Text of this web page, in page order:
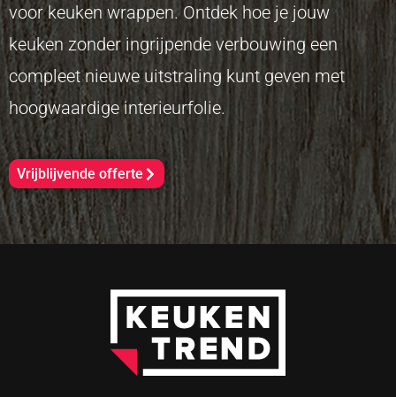
voor keuken wrappen. Ontdek hoe je jouw
keuken zonder ingrijpende verbouwing een
compleet nieuwe uitstraling kunt geven met
hoogwaardige interieurfolie.
Vrijblijvende offerte